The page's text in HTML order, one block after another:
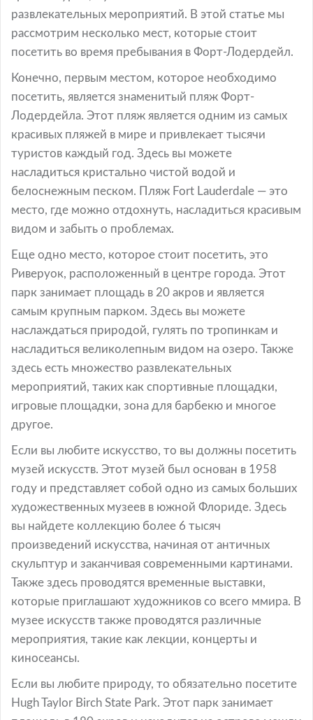
развлекательных мероприятий. В этой статье мы
рассмотрим несколько мест, которые стоит
посетить во время пребывания в Форт-Лодердейл.
Конечно, первым местом, которое необходимо
посетить, является знаменитый пляж Форт-
Лодердейла. Этот пляж является одним из самых
красивых пляжей в мире и привлекает тысячи
туристов каждый год. Здесь вы можете
насладиться кристально чистой водой и
белоснежным песком. Пляж Fort Lauderdale — это
место, где можно отдохнуть, насладиться красивым
видом и забыть о проблемах.
Еще одно место, которое стоит посетить, это
Риверуок, расположенный в центре города. Этот
парк занимает площадь в 20 акров и является
самым крупным парком. Здесь вы можете
наслаждаться природой, гулять по тропинкам и
насладиться великолепным видом на озеро. Также
здесь есть множество развлекательных
мероприятий, таких как спортивные площадки,
игровые площадки, зона для барбекю и многое
другое.
Если вы любите искусство, то вы должны посетить
музей искусств. Этот музей был основан в 1958
году и представляет собой одно из самых больших
художественных музеев в южной Флориде. Здесь
вы найдете коллекцию более 6 тысяч
произведений искусства, начиная от античных
скульптур и заканчивая современными картинами.
Также здесь проводятся временные выставки,
которые приглашают художников со всего ммира. В
музее искусств также проводятся различные
мероприятия, такие как лекции, концерты и
киносеансы.
Если вы любите природу, то обязательно посетите
Hugh Taylor Birch State Park. Этот парк занимает